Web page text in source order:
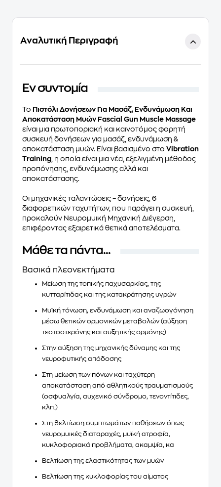
Αναλυτική Περιγραφή
Eν συντομία
Το Πιστόλι Δονήσεων Για Μασάζ, Ενδυνάμωση Και
Αποκατάσταση Μυών Fascial Gun Muscle Massage
είναι μια πρωτοποριακή και καινοτόμος φορητή
συσκευή δονήσεων για μασάζ, ενδυνάμωση &
αποκατάσταση μυών. Είναι βασισμένο στο Vibration
Training , η οποία είναι μια νέα, εξελιγμένη μέθοδος
προπόνησης, ενδυνάμωσης αλλά και
αποκατάστασης.
Οι μηχανικές ταλαντώσεις – δονήσεις, 6
διαφορετικών ταχυτήτων, που παράγει η συσκευή,
προκαλούν Νευρομυική Μηχανική Διέγερση
επιφέροντας εξαιρετικά θετικά αποτελέσματα.
Μάθε τα πάντα...
Βασικά πλεονεκτήματα
Μείωση της τοπικής παχυσαρκίας, της
κυτταρίτιδας και της κατακράτησης υγρών
Μυϊκή τόνωση, ενδυνάμωση και αναζωογόνηση
μέσω θετικών ορμονικών μεταβολών (αύξηση
τεστοστερόνης και αυξητικής ορμόνης)
Στην αύξηση της μηχανικής δύναμης και της
νευροφυτικής απόδοσης
Στη μείωση των πόνων και ταχύτερη
αποκατάσταση από αθλητικούς τραυματισμούς
(οσφυαλγία, αυχενικό σύνδρομο, τενοντίτιδες,
κλπ.)
Στη βελτίωση συμπτωμάτων παθήσεωνόπως
νευρομυικές διαταραχές, μυϊκή ατροφία,
κυκλοφοριακά προβλήματα, ακαμψία, κα
Βελτίωση της ελαστικότητας των μυών
Βελτίωση της κυκλοφορίας του αίματος